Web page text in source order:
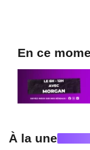
En ce
À la une